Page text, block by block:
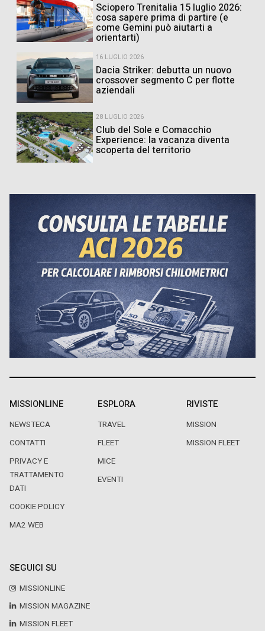
Sciopero Trenitalia 15 luglio 2026:
cosa sapere prima di partire (e
come Gemini può aiutarti a
orientarti)
16 LUGLIO 2026
Dacia Striker: debutta un nuovo
crossover segmento C per flotte
aziendali
28 LUGLIO 2026
Club del Sole e Comacchio
Experience: la vacanza diventa
scoperta del territorio
MISSIONLINE
NEWSTECA
CONTATTI
PRIVACY E
TRATTAMENTO
DATI
COOKIE POLICY
MA2 WEB
ESPLORA
TRAVEL
FLEET
MICE
EVENTI
RIVISTE
MISSION
MISSION FLEET
SEGUICI SU
MISSIONLINE
MISSION MAGAZINE
MISSION FLEET